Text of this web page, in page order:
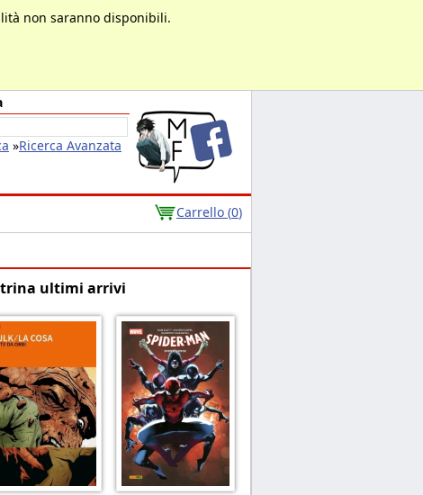
non saranno disponibili.
»Ricerca Avanzata
Carrello (0)
ultimi arrivi